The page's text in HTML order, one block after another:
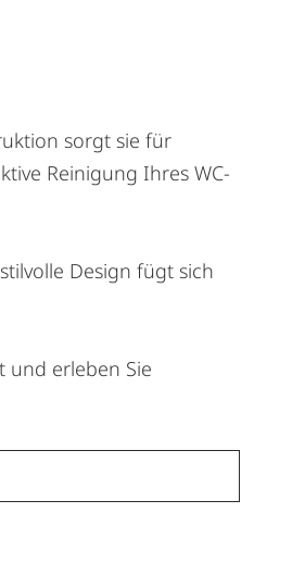
sorgt sie für
Reinigung Ihres WC-
Design fügt sich
und erleben Sie